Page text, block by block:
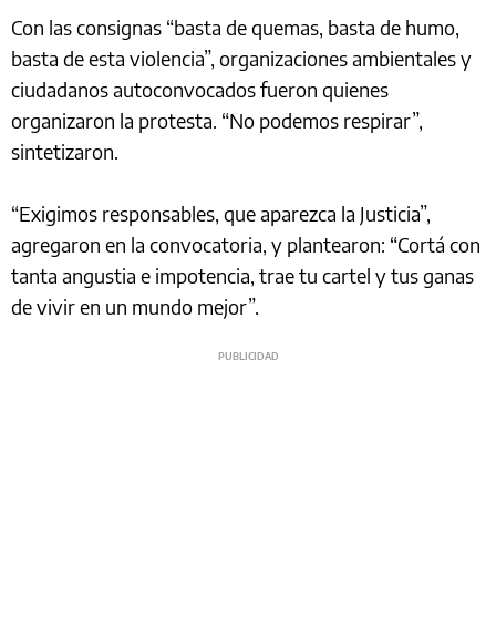
Con las consignas “basta de quemas, basta de humo,
basta de esta violencia”, organizaciones ambientales y
ciudadanos autoconvocados fueron quienes
organizaron la protesta. “No podemos respirar”,
sintetizaron.
“Exigimos responsables, que aparezca la Justicia”,
agregaron en la convocatoria, y plantearon: “Cortá con
tanta angustia e impotencia, trae tu cartel y tus ganas
de vivir en un mundo mejor”.